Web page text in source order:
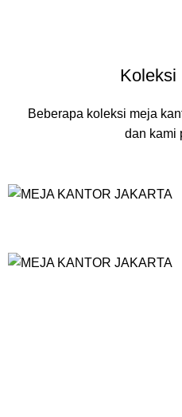
Koleksi
Beberapa koleksi meja
dan kami